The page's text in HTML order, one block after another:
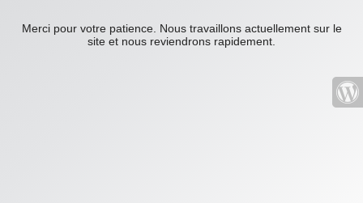
Merci pour votre patience. Nous travaillons actuellement sur le
site et nous reviendrons rapidement.